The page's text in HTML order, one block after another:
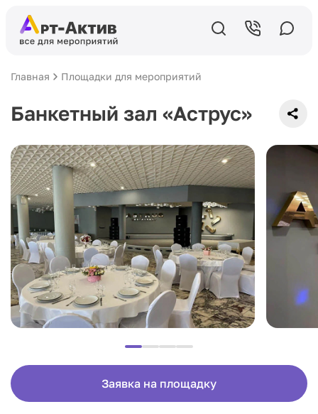
Главная Площадки для мероприятий
Банкетный зал «Аструс»
Заявка на площадку